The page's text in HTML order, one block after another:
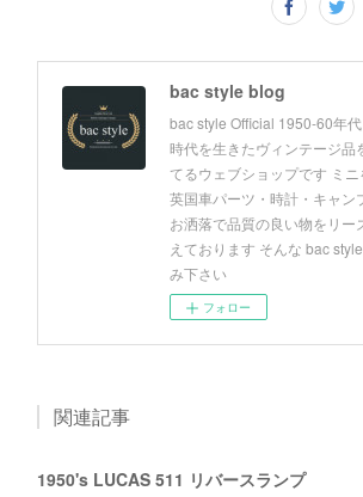
bac style blog
bac style Official 1950-60年
時代を生きたヴィンテージ品
てるウェブショップです ミ
英国車パーツ・時計・キャン
お洒落で品質の良い物をリー
えております そんな bac
み下さい
フォロー
関連記事
1950's LUCAS 511 リバースランプ